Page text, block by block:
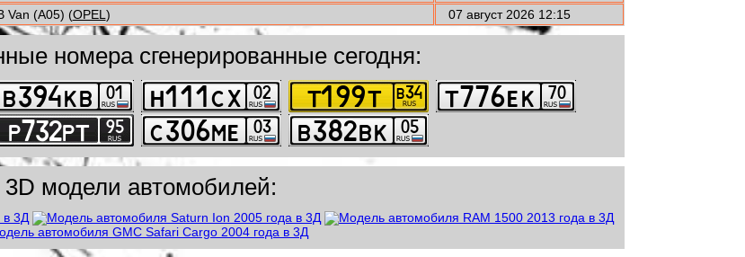
Van (A05) (OPEL ) 07 август 2026 12:15
номера сгенерированные сегодня:
3D модели автомобилей: